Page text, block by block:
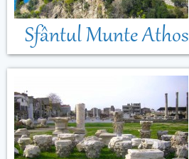
Sfântul Munte Athos